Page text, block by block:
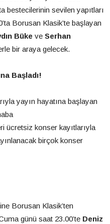
bestecilerinin sevilen yapıtları
Borusan Klasik’te başlayan
Büke ve Serhan
bir araya gelecek.
Başladı!
yayın hayatına başlayan
ücretsiz konser kayıtlarıyla
birçok konser
Borusan Klasik’ten
günü saat 23.00’te Deniz